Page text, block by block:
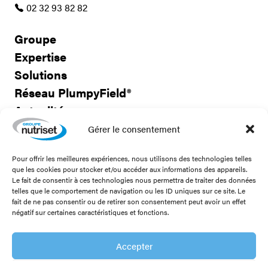
Gérer le consentement
Pour offrir les meilleures expériences, nous utilisons des technologies telles
que les cookies pour stocker et/ou accéder aux informations des appareils.
Le fait de consentir à ces technologies nous permettra de traiter des données
telles que le comportement de navigation ou les ID uniques sur ce site. Le
fait de ne pas consentir ou de retirer son consentement peut avoir un effet
négatif sur certaines caractéristiques et fonctions.
Accepter
02 32 93 82 82
Groupe
Expertise
Solutions
Réseau PlumpyField®
Actualités
Travailler avec nous
Nous contacter
Restons connectés